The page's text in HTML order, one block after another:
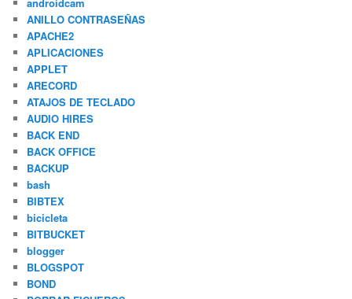
ANILLO CONTRASEÑAS
APACHE2
APLICACIONES
APPLET
ARECORD
ATAJOS DE TECLADO
AUDIO HIRES
BACK END
BACK OFFICE
BACKUP
bash
BIBTEX
bicicleta
BITBUCKET
blogger
BLOGSPOT
BOND